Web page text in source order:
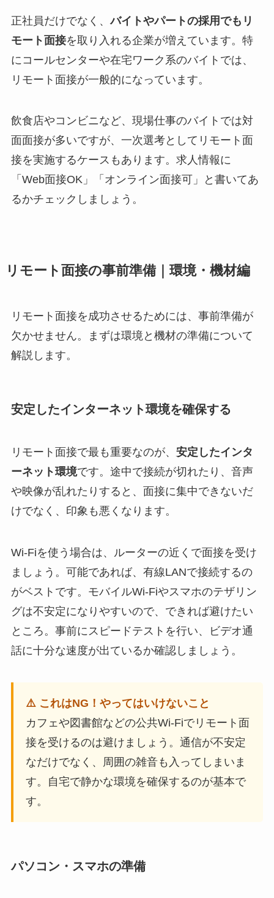
正社員だけでなく、バイトやパートの採用でもリ
モート面接を取り入れる企業が増えています。特
にコールセンターや在宅ワーク系のバイトでは、
リモート面接が一般的になっています。
飲食店やコンビニなど、現場仕事のバイトでは対
面面接が多いですが、一次選考としてリモート面
接を実施するケースもあります。求人情報に
「Web面接OK」「オンライン面接可」と書いてあ
るかチェックしましょう。
リモート面接の事前準備｜環境・機材編
リモート面接を成功させるためには、事前準備が
欠かせません。まずは環境と機材の準備について
解説します。
安定したインターネット環境を確保する
リモート面接で最も重要なのが、 安定したインタ
ーネット環境です。途中で接続が切れたり、音声
や映像が乱れたりすると、面接に集中できないだ
けでなく、印象も悪くなります。
Wi-Fiを使う場合は、ルーターの近くで面接を受け
ましょう。可能であれば、有線LANで接続するの
がベストです。モバイルWi-Fiやスマホのテザリン
グは不安定になりやすいので、できれば避けたい
ところ。事前にスピードテストを行い、ビデオ通
話に十分な速度が出ているか確認しましょう。
⚠️ これはNG！やってはいけないこと
カフェや図書館などの公共Wi-Fiでリモート面
接を受けるのは避けましょう。通信が不安定
なだけでなく、周囲の雑音も入ってしまいま
す。自宅で静かな環境を確保するのが基本で
す。
パソコン・スマホの準備